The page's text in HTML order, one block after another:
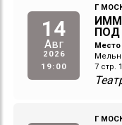
14
Авг
2026
19:00
Г
7 стр. 1
Г